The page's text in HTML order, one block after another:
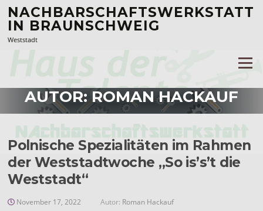
Zum
Inhalt
springen
NACHBARSCHAFTSWERKSTATT
IN BRAUNSCHWEIG
Weststadt
Menü
AUTOR:ROMAN HACKAUF
Polnische Spezialitäten im Rahmen
der Weststadtwoche „So is’s’t die
Weststadt“
November 17, 2022 Autor: Roman Hackauf